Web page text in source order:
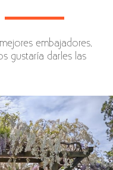
embajadores.
gustaría darles las